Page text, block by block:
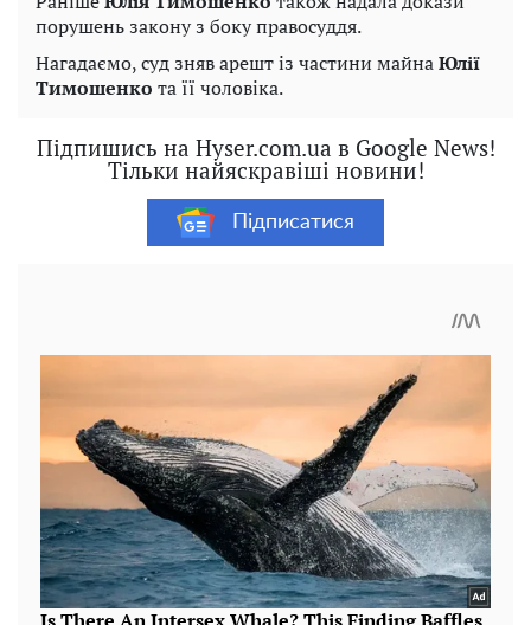
порушень закону з боку правосуддя.
Нагадаємо, суд зняв арешт із частини майнаЮлії
Тимошенко та її чоловіка.
Підпишись на Hyser.com.ua в Google News!
Тільки найяскравіші новини!
Підписатися